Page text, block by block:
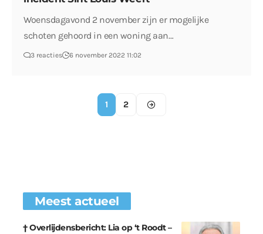
Woensdagavond 2 november zijn er mogelijke
schoten gehoord in een woning aan…
3 reacties 6 november 2022 11:02
1 2
Meest actueel
† Overlijdensbericht: Lia op ‘t Roodt –